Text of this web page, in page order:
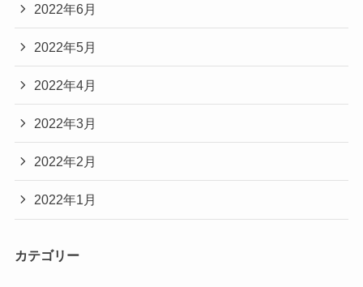
2022年6月
2022年5月
2022年4月
2022年3月
2022年2月
2022年1月
カテゴリー